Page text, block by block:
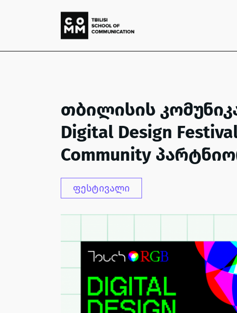
თბილისის
Digital Design
Community
ფესტივალი